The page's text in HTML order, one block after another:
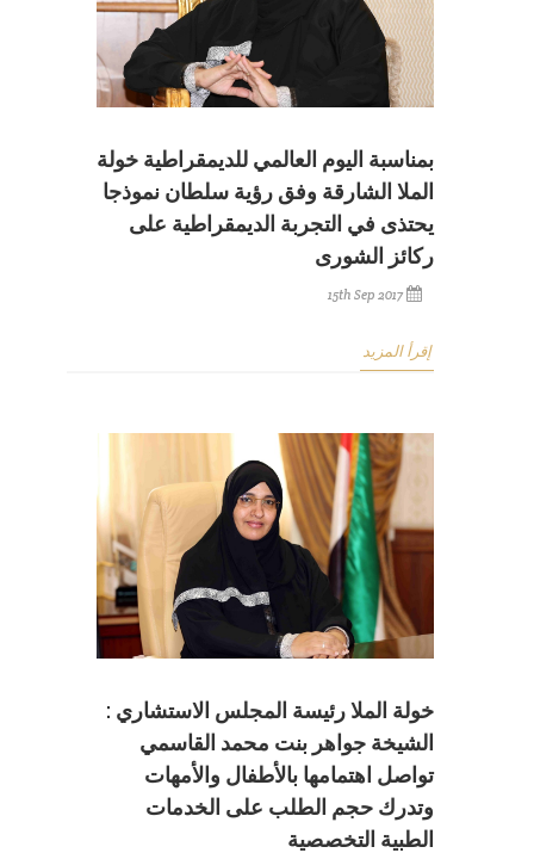
بمناسبة اليوم العالمي للديمقراطية خولة
الملا الشارقة وفق رؤية سلطان نموذجا
يحتذى في التجربة الديمقراطية على
ركائز الشورى
15th Sep 2017
إقرأ المزيد
خولة الملا رئيسة المجلس الاستشاري :
الشيخة جواهر بنت محمد القاسمي
تواصل اهتمامها بالأطفال والأمهات
وتدرك حجم الطلب على الخدمات
الطبية التخصصية